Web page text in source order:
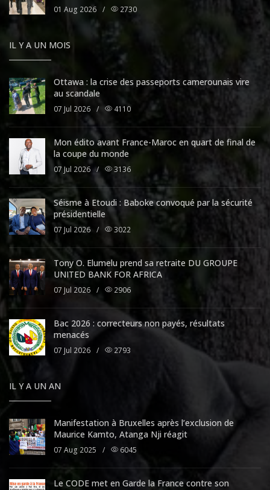
01 Aug 2026 / 2730
IL Y A UN MOIS
Ottawa : la crise des passeports camerounais vire
au scandale
07 Jul 2026 / 4110
Mon édito avant France-Maroc en quart de final de
la coupe du monde
07 Jul 2026 / 3136
Séisme à Etoudi : Baboke convoqué par la sécurité
présidentielle
07 Jul 2026 / 3022
Tony O. Elumelu prend sa retraite DU GROUPE
UNITED BANK FOR AFRICA
07 Jul 2026 / 2906
Bac 2026 : correcteurs non payés, résultats
menacés
07 Jul 2026 / 2793
IL Y A UN AN
Manifestation à Bruxelles après l’exclusion de
Maurice Kamto, Atanga Nji réagit
07 Aug 2025 / 6045
Le CODE met en Garde la France contre son